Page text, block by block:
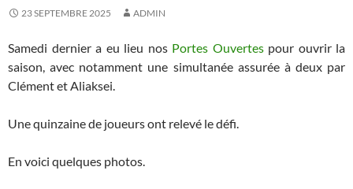
23 SEPTEMBRE 2025 ADMIN
Samedi dernier a eu lieu nos Portes Ouvertespour ouvrir la
saison, avec notamment une simultanée assurée à deux par
Clément et Aliaksei.
Une quinzaine de joueurs ont relevé le défi.
En voici quelques photos.